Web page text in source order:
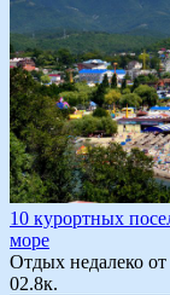
10 курортных
море
Отдых недалеко от
02.8к.